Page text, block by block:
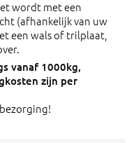
wordt met een
(afhankelijk van uw
een wals of trilplaat,